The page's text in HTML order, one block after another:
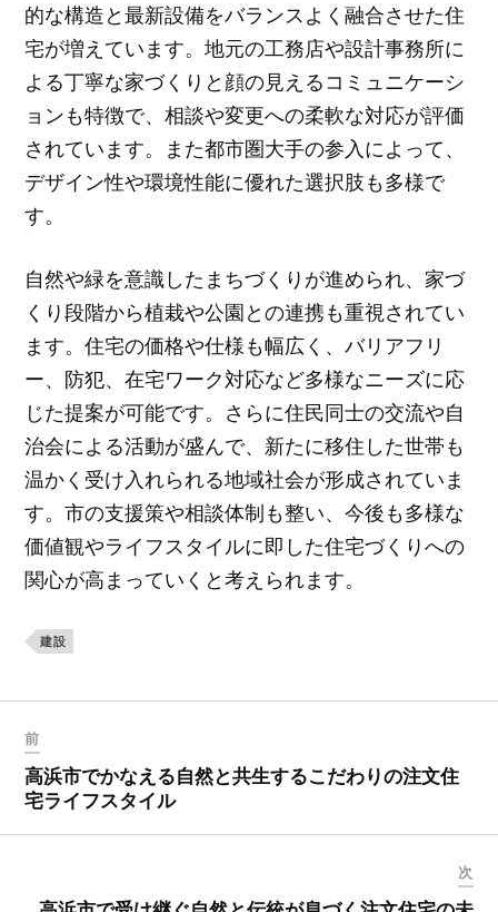
的な構造と最新設備をバランスよく融合させた住
宅が増えています。地元の工務店や設計事務所に
よる丁寧な家づくりと顔の見えるコミュニケーシ
ョンも特徴で、相談や変更への柔軟な対応が評価
されています。また都市圏大手の参入によって、
デザイン性や環境性能に優れた選択肢も多様で
す。
自然や緑を意識したまちづくりが進められ、家づ
くり段階から植栽や公園との連携も重視されてい
ます。住宅の価格や仕様も幅広く、バリアフリ
ー、防犯、在宅ワーク対応など多様なニーズに応
じた提案が可能です。さらに住民同士の交流や自
治会による活動が盛んで、新たに移住した世帯も
温かく受け入れられる地域社会が形成されていま
す。市の支援策や相談体制も整い、今後も多様な
価値観やライフスタイルに即した住宅づくりへの
関心が高まっていくと考えられます。
建設
前
高浜市でかなえる自然と共生するこだわりの注文住
宅ライフスタイル
次